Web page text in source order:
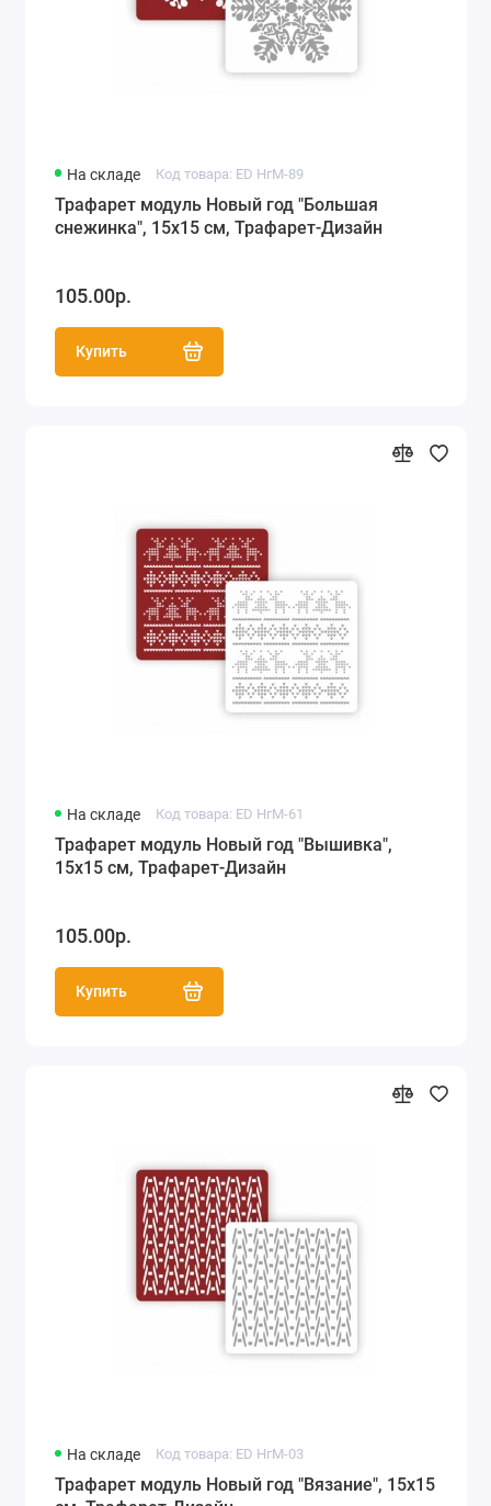
На складе Код товара: ED НгМ-89
Трафарет модуль Новый год "Большая
снежинка", 15х15 см, Трафарет-Дизайн
105.00р.
Купить
На складе Код товара: ED НгМ-61
Трафарет модуль Новый год "Вышивка",
15х15 см, Трафарет-Дизайн
105.00р.
Купить
На складе Код товара: ED НгМ-03
Трафарет модуль Новый год "Вязание", 15х15